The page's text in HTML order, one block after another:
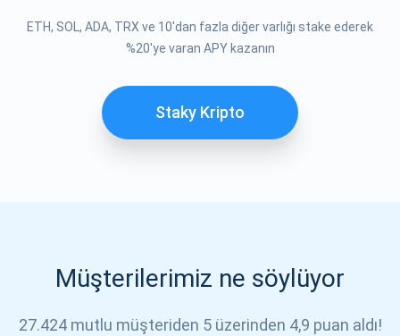
ETH, SOL, ADA, TRX ve 10'dan fazla diğer varlığı stake ederek
%20'ye varan APY kazanın
Staky Kripto
Müşterilerimiz ne söylüyor
27.424 mutlu müşteriden 5 üzerinden 4,9 puan aldı!
ABONE OL